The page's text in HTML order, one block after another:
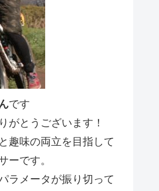
です
がとうございます！
趣味の両立を目指して
ーです。
ラメータが振り切って